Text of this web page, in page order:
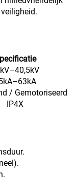
/ Gemotoriseerd
IP4X